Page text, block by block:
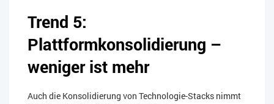
Trend 5:
Plattformkonsolidierung –
weniger ist mehr
Auch die Konsolidierung von Technologie-Stacks nimmt